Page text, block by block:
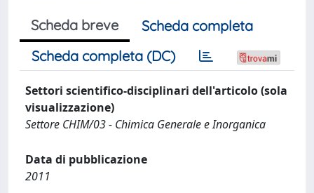
Scheda breve
Scheda completa
Scheda completa (DC)
Settori scientifico-disciplinari dell'articolo (sola
visualizzazione)
Settore CHIM/03 - Chimica Generale e Inorganica
Data di pubblicazione
2011